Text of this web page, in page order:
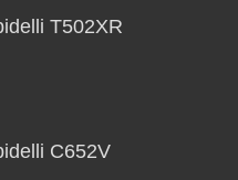
T502XR
C652V